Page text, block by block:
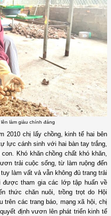
làm giàu chính đáng
2010 chị lấy chồng, kinhtế hai bên
lực cánh sinh với hai bàn tay trắng,
Khó khăn chồng chất khó khăn,
trải cuộc sống, từ làm ruộng đến
làm vất vả vẫn không đủ trang trải
được tham gia các lớp tập huấn về
thức chăn nuôi, trồng trọt do Hội
trên các trang báo, mạng xã hội, chị
định vươn lên phát triển kinh tế